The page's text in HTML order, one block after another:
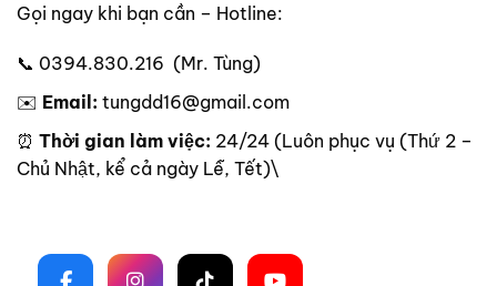
Gọi ngay khi bạn cần – Hotline:
📞 0394.830.216 (Mr. Tùng)
✉️ Email: tungdd16@gmail.com
⏰ Thời gian làm việc: 24/24 (Luôn phục vụ (Thứ 2 –
Chủ Nhật, kể cả ngày Lễ, Tết)\